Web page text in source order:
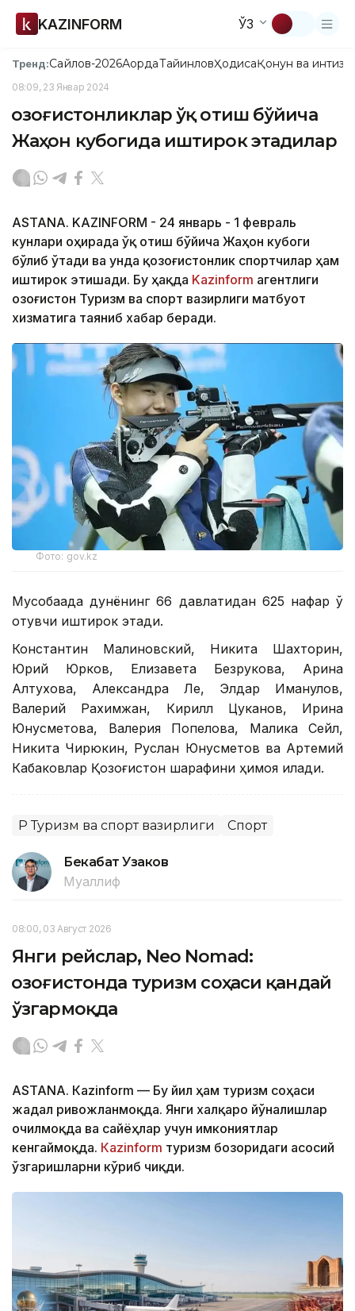
KAZINFORM ЎЗ
Тренд:Сайлов-2026АқордаТайинловҲодисаҚонун ва
08:09, 23 Январ 2024
Қозоғистонликлар ўқ отиш бўйича
Жаҳон кубогида иштирок этадилар
ASTANA. KAZINFORM - 24 январь - 1 февраль
кунлари Қоҳирада ўқ отиш бўйича Жаҳон кубоги
бўлиб ўтади ва унда қозоғистонлик спортчилар ҳам
иштирок этишади. Бу ҳақда Kazinform агентлиги
Қозоғистон Туризм ва спорт вазирлиги матбуот
хизматига таяниб хабар беради.
Фото: gov.kz
Мусобақада дунёнинг 66 давлатидан 625 нафар ўқ
отувчи иштирок этади.
Константин Малиновский, Никита Шахторин,
Юрий Юрков, Елизавета Безрукова, Арина
Алтухова, Александра Ле, Элдар Иманқулов,
Валерий Рахимжан, Кирилл Цуканов, Ирина
Юнусметова, Валерия Попелова, Малика Сейл,
Никита Чирюкин, Руслан Юнусметов ва Артемий
Кабаковлар Қозоғистон шарафини ҳимоя қилади.
ҚР Туризм ва спорт вазирлиги Спорт
Бекабат Узаков
Муаллиф
08:00, 03 Август 2026
Янги рейслар, Neo Nomad:
Қозоғистонда туризм соҳаси қандай
ўзгармоқда
ASTANА. Кazinform — Бу йил ҳам туризм соҳаси
жадал ривожланмоқда. Янги халқаро йўналишлар
очилмоқда ва сайёҳлар учун имкониятлар
кенгаймоқда. Кazinform туризм бозоридаги асосий
ўзгаришларни кўриб чиқди.